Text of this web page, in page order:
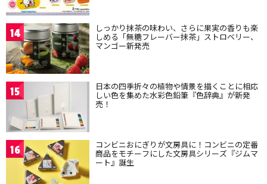
14 しっかり抹茶の味わい、さらに果実の香りも楽
しめる「無糖フレーバー抹茶」ストロベリー、
マンゴー新発売
15 日本の四季折々の植物や情景を描くことに相応
しい色を集めた水彩色鉛筆『色辞典』が新発
売！
16 コンビニおにぎりが文房具に！コンビニの定番
商品をモチーフにした文房具シリーズ『ジムマ
ート』誕生